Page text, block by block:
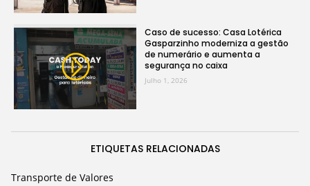
Caso de sucesso: Casa Lotérica
Gasparzinho moderniza a gestão
de numerário e aumenta a
segurança no caixa
Julho 1, 2026
ETIQUETAS RELACIONADAS
Transporte de Valores